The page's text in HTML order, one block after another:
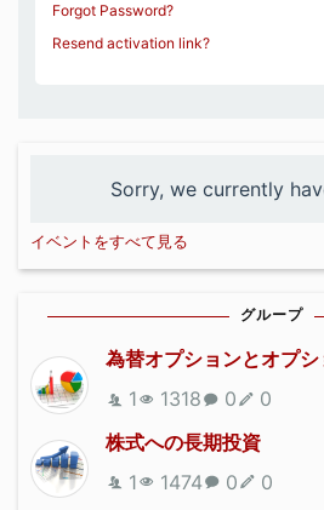
Forgot Password?
Resend activation link?
Sorry, we currently
イベントをすべて見る
グループ
為替オプションとオプ
1
1318 0
0
株式への長期投資
1
1474 0
0